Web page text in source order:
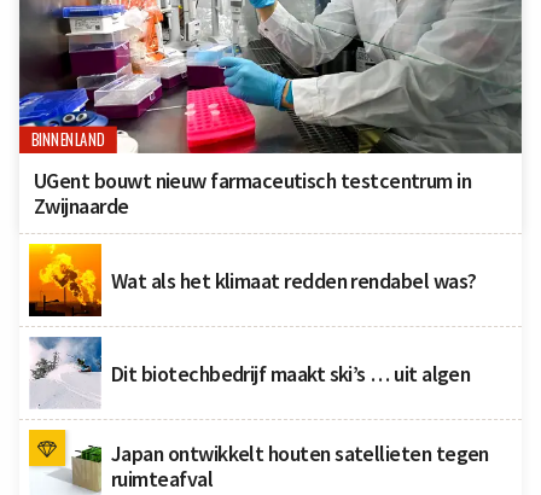
BINNENLAND
UGent bouwt nieuw farmaceutisch testcentrum in
Zwijnaarde
Wat als het klimaat redden rendabel was?
Dit biotechbedrijf maakt ski’s … uit algen
Japan ontwikkelt houten satellieten tegen
ruimteafval